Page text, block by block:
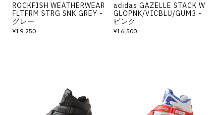
ROCKFISH WEATHERWEAR
FLTFRM STRG SNK GREY -
グレー
¥19,250
adidas GAZELLE STACK W
GLOPNK/VICBLU/GUM3 -
ピンク
¥16,500